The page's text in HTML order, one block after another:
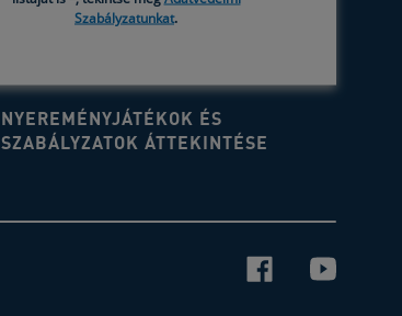
Szabályzatunkat.
GYIK
NYEREMÉNYJÁTÉKOK ÉS
SZABÁLYZATOK ÁTTEKINTÉSE